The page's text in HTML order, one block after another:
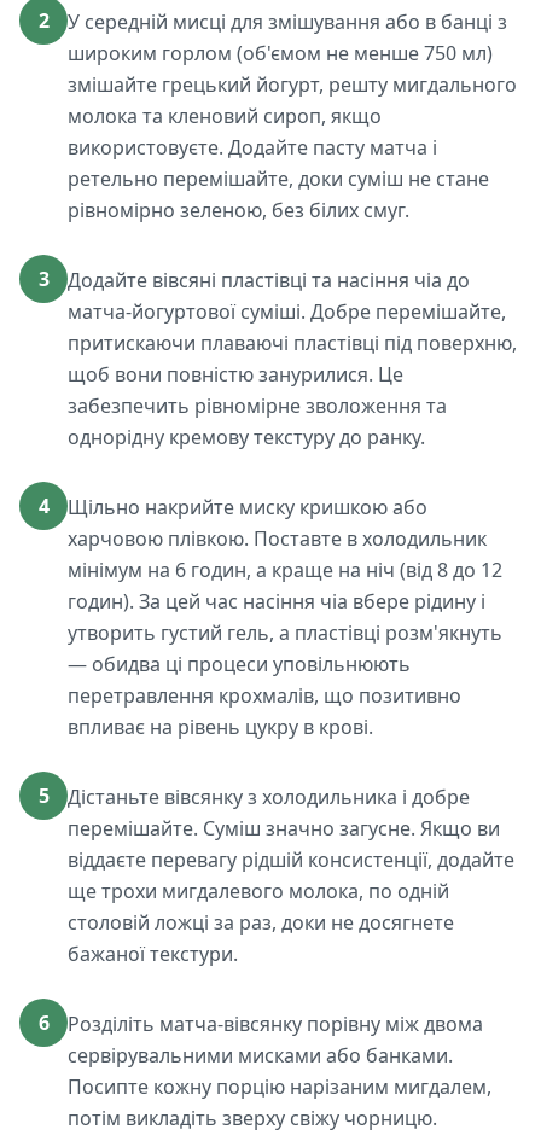
2
У середній мисці для змішування або в банці з
широким горлом (об'ємом не менше 750 мл)
змішайте грецький йогурт, решту мигдального
молока та кленовий сироп, якщо
використовуєте. Додайте пасту матча і
ретельно перемішайте, доки суміш не стане
рівномірно зеленою, без білих смуг.
3
Додайте вівсяні пластівці та насіння чіа до
матча-йогуртової суміші. Добре перемішайте,
притискаючи плаваючі пластівці під поверхню,
щоб вони повністю занурилися. Це
забезпечить рівномірне зволоження та
однорідну кремову текстуру до ранку.
4
Щільно накрийте миску кришкою або
харчовою плівкою. Поставте в холодильник
мінімум на 6 годин, а краще на ніч (від 8 до 12
годин). За цей час насіння чіа вбере рідину і
утворить густий гель, а пластівці розм'якнуть
— обидва ці процеси уповільнюють
перетравлення крохмалів, що позитивно
впливає на рівень цукру в крові.
5
Дістаньте вівсянку з холодильника і добре
перемішайте. Суміш значно загусне. Якщо ви
віддаєте перевагу рідшій консистенції, додайте
ще трохи мигдалевого молока, по одній
столовій ложці за раз, доки не досягнете
бажаної текстури.
6
Розділіть матча-вівсянку порівну між двома
сервірувальними мисками або банками.
Посипте кожну порцію нарізаним мигдалем,
потім викладіть зверху свіжу чорницю.